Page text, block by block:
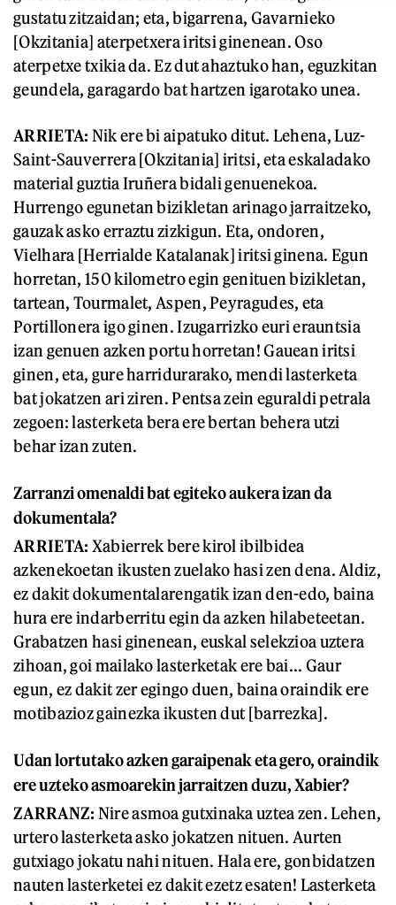
gustatu zitzaidan; eta, bigarrena, Gavarnieko
[Okzitania] aterpetxera iritsi ginenean. Oso
aterpetxe txikia da. Ez dut ahaztuko han, eguzkitan
geundela, garagardo bat hartzen igarotako unea.
ARRIETA: Nik ere bi aipatuko ditut. Lehena, Luz-
Saint-Sauverrera [Okzitania] iritsi, eta eskaladako
material guztia Iruñera bidali genuenekoa.
Hurrengo egunetan bizikletan arinago jarraitzeko,
gauzak asko erraztu zizkigun. Eta, ondoren,
Vielhara [Herrialde Katalanak] iritsi ginena. Egun
horretan, 150 kilometro egin genituen bizikletan,
tartean, Tourmalet, Aspen, Peyragudes, eta
Portillonera igo ginen. Izugarrizko euri erauntsia
izan genuen azken portu horretan! Gauean iritsi
ginen, eta, gure harridurarako, mendi lasterketa
bat jokatzen ari ziren. Pentsa zein eguraldi petrala
zegoen: lasterketa bera ere bertan behera utzi
behar izan zuten.
Zarranzi omenaldi bat egiteko aukera izan da
dokumentala?
ARRIETA: Xabierrek bere kirol ibilbidea
azkenekoetan ikusten zuelako hasi zen dena. Aldiz,
ez dakit dokumentalarengatik izan den-edo, baina
hura ere indarberritu egin da azken hilabeteetan.
Grabatzen hasi ginenean, euskal selekzioa uztera
zihoan, goi mailako lasterketak ere bai... Gaur
egun, ez dakit zer egingo duen, baina oraindik ere
motibazioz gainezka ikusten dut [barrezka].
Udan lortutako azken garaipenak eta gero, oraindik
ere uzteko asmoarekin jarraitzen duzu,Xabier?
ZARRANZ: Nire asmoa gutxinaka uztea zen. Lehen,
urtero lasterketa asko jokatzen nituen. Aurten
gutxiago jokatu nahi nituen. Hala ere, gonbidatzen
nauten lasterketei ez dakit ezetz esaten! Lasterketa